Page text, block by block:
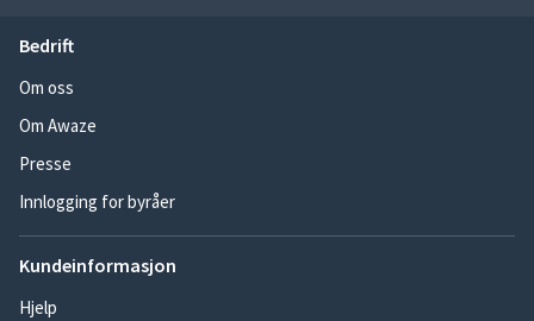
Bedrift
Om oss
Om Awaze
Presse
Innlogging for byråer
Kundeinformasjon
Hjelp